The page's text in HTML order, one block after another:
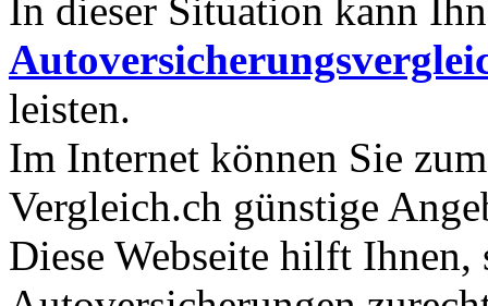
In dieser Situation kann
leisten.
Im Internet können Sie
Vergleich.ch günstige
Diese Webseite hilft